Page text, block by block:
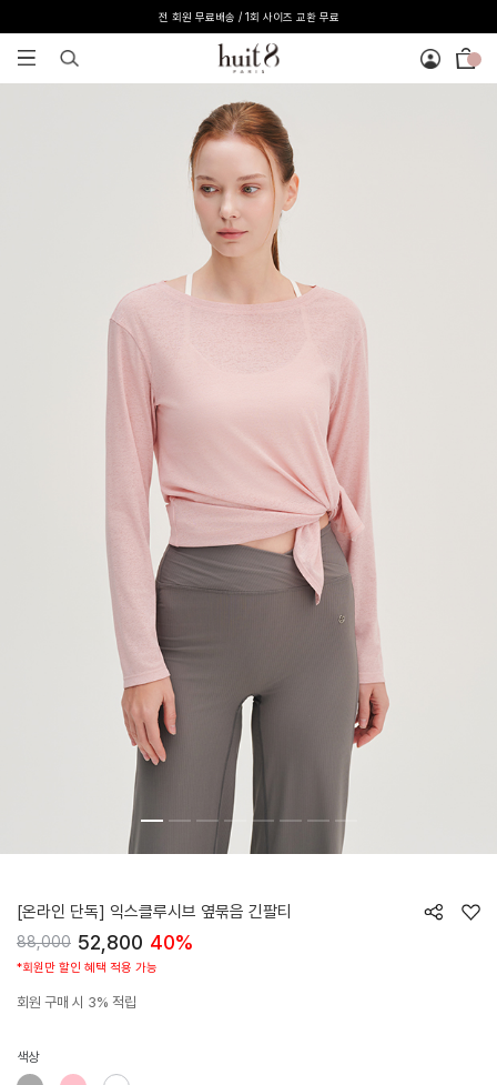
[온라인 익스클루시브] 온라인 회원 단독 40%
[온라인 단독] 익스클루시브 옆묶음 긴팔티
88,000 52,800 40%
*회원만 할인 혜택 적용 가능
회원 구매 시 3% 적립
색상